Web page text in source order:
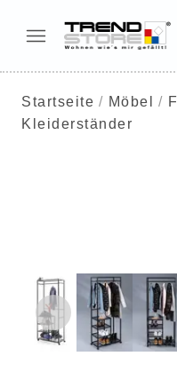
Startseite Möbel
Kleiderständer